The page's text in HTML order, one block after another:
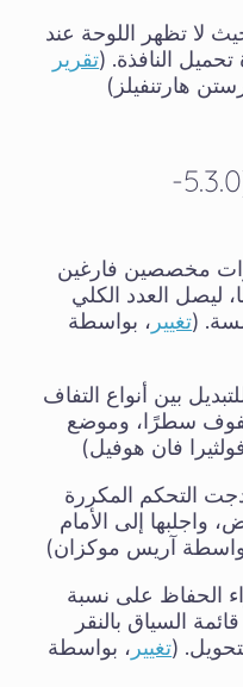
لا تظهر اللوحة عند
النافذة. (تقرير
هارتنفيلز)
الفرع غير المستقر (5.3.0-
مخصصين فارغين
ليصل العدد الكلي
(تغيير ، بواسطة
بين أنواع التفاف
سطرًا، وموضع
فان هوفيل)
التحكم المكررة
واجلبها إلى الأمام
آريس موكزان)
الحفاظ على نسبة
السياق بالنقر
(تغيير ، بواسطة